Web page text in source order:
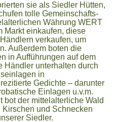
sie als Siedler Hütten,
tolle Gemeinschafts-
Währung WERT
Markt einkaufen, diese
verkaufen, um
Außerdem boten die
in Aufführungen auf dem
Händler unterhalten durch
in
Gedichte – darunter
Einlagen u.v.m.
der mittelalterliche Wald
und Schnecken
Siedler.